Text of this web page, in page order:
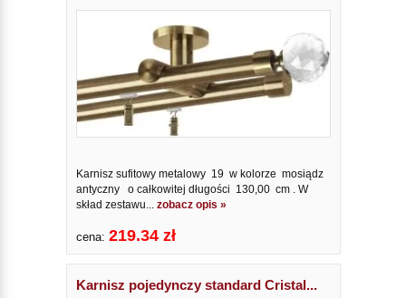
Karnisz sufitowy metalowy 19 w kolorze mosiądz
antyczny o całkowitej długości 130,00 cm . W
skład zestawu... zobacz opis »
cena: 219.34 zł
Karnisz pojedynczy standard Cristal...